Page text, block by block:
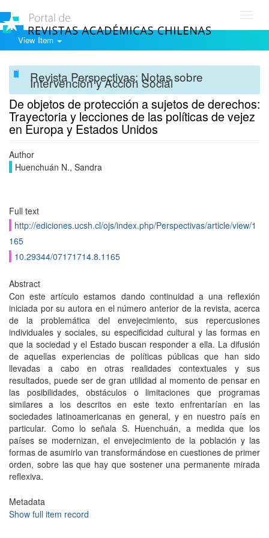
View Item
Revista Perspectivas: Notas sobre
Intervención y Acción Social
De objetos de protección a sujetos de derechos:
Trayectoria y lecciones de las políticas de vejez
en Europa y Estados Unidos
Author
Huenchuán N., Sandra
Full text
http://ediciones.ucsh.cl/ojs/index.php/Perspectivas/article/view/1
165
10.29344/07171714.8.1165
Abstract
Con este artículo estamos dando continuidad a una reflexión
iniciada por su autora en el número anterior de la revista, acerca
de la problemática del envejecimiento, sus repercusiones
individuales y sociales, su especificidad cultural y las formas en
que la sociedad y el Estado buscan responder a ella. La difusión
de aquellas experiencias de políticas públicas que han sido
llevadas a cabo en otras realidades contextuales y sus
resultados, puede ser de gran utilidad al momento de pensar en
las posibilidades, obstáculos o limitaciones que programas
similares a los descritos en este texto enfrentarían en las
sociedades latinoamericanas en general, y en nuestro país en
particular. Como lo señala S. Huenchuán, a medida que los
países se modernizan, el envejecimiento de la población y las
formas de asumirlo van transformándose en cuestiones de primer
orden, sobre las que hay que sostener una permanente mirada
reflexiva.
Metadata
Show full item record